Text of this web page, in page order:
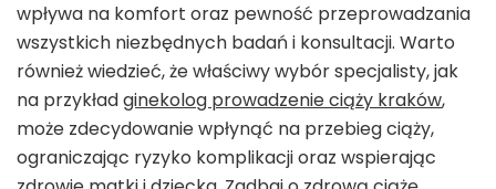
wpływa na komfort oraz pewność przeprowadzania
wszystkich niezbędnych badań i konsultacji. Warto
również wiedzieć, że właściwy wybór specjalisty, jak
na przykładginekolog prowadzenie ciąży kraków,
może zdecydowanie wpłynąć na przebieg ciąży,
ograniczając ryzyko komplikacji oraz wspierając